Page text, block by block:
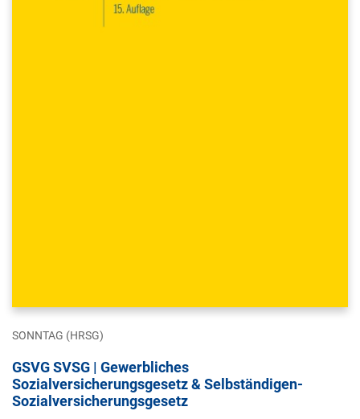
SONNTAG (HRSG)
GSVG SVSG | Gewerbliches
Sozialversicherungsgesetz & Selbständigen-
Sozialversicherungsgesetz